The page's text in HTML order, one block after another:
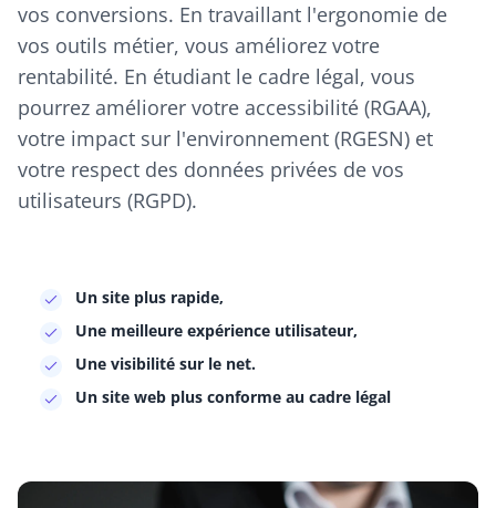
vos conversions. En travaillant l'ergonomie de
vos outils métier, vous améliorez votre
rentabilité. En étudiant le cadre légal, vous
pourrez améliorer votre accessibilité (RGAA),
votre impact sur l'environnement (RGESN) et
votre respect des données privées de vos
utilisateurs (RGPD).
Un site plus rapide,
Une meilleure expérience utilisateur,
Une visibilité sur le net.
Un site web plus conforme au cadre légal